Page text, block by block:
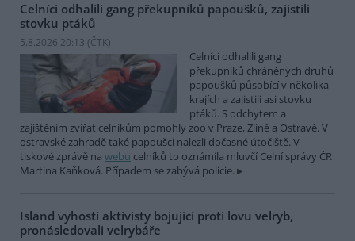
Celníci odhalili gang překupníků papoušků, zajistili
stovku ptáků
5.8.2026 20:13 (ČTK)
Celníci odhalili gang
překupníků chráněných druhů
papoušků působící v několika
krajích a zajistili asi stovku
ptáků. S odchytem a
zajištěním zvířat celníkům pomohly zoo v Praze, Zlíně a Ostravě. V
ostravské zahradě také papoušci nalezli dočasné útočiště. V
tiskové zprávě na webu celníků to oznámila mluvčí Celní správy ČR
Martina Kaňková. Případem se zabývá policie.
Island vyhostí aktivisty bojující proti lovu velryb,
pronásledovali velrybáře